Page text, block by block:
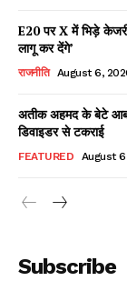
X
E20 पर X में भिड़े
लागू कर देंगे’
राजनीति August 6,
अतीक अहमद के बेटे
डिवाइडर से टकराई
FEATURED August
Subscribe